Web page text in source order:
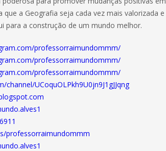
a Geografia seja cada vez mais valorizada e
para a construção de um mundo melhor.
professorraimundommm/
professorraimundommm/
professorraimundommm/
UCoquOLPkh9U0jn9J1gJJqng
professorraimundommm